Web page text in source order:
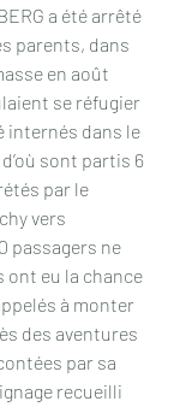
a été arrêté
parents, dans
en août
se réfugier
internés dans le
sont partis 6
par le
vers
passagers ne
ont eu la chance
à monter
des aventures
par sa
recueilli